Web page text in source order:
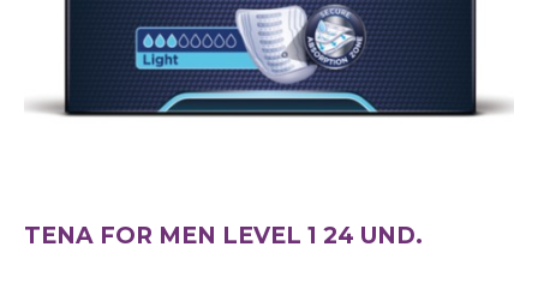
TENA FOR MEN LEVEL 1 24 UND.